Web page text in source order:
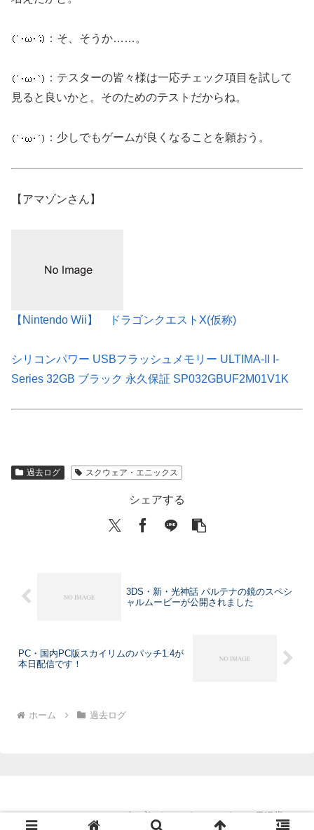
：そ、そうか……。
：テスターの皆々様は一応チェック項目を試して
見ると良いかと。そのためのテストだからね。
：少しでもゲームが良くなることを願おう。
【アマゾンさん】
【Nintendo Wii】 ドラゴンクエストX(仮称)
シリコンパワー USBフラッシュメモリー ULTIMA-II I-
Series 32GB ブラック 永久保証 SP032GBUF2M01V1K
過去ログ スクウェア・エニックス
シェアする
3DS・新・光神話 パルテナの鏡のスペシ
ャルムービーが公開されました
PC・国内PC版スカイリムのパッチ1.4が
本日配信です！
ホーム 過去ログ
Copyright © 2011-2026 独り善がりなゲームログ with 電漫堂 All